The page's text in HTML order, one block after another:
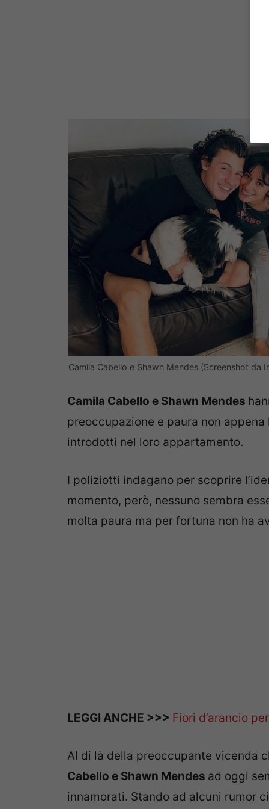
Camila Cabello e Shawn Mendes (Screenshot da
Camila Cabello e Shawn Mendes
preoccupazione e paura non
introdotti nel loro appartamento.
I poliziotti indagano per scoprire
momento, però, nessuno sembra
molta paura ma per fortuna non ha
LEGGI ANCHE >>> Fiori d’arancio
Al di là della preoccupante vicenda
Cabello e Shawn Mendes ad oggi
innamorati. Stando ad alcuni rumor